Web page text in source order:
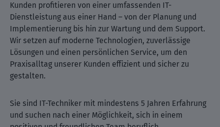
Kunden profitieren von einer umfassenden IT-
Dienstleistung aus einer Hand – von der Planung und
Implementierung bis hin zur Wartung und dem Support.
Wir setzen auf moderne Technologien, zuverlässige
Lösungen und einen persönlichen Service, um den
Praxisalltag unserer Kunden effizient und sicher zu
gestalten.
Sie sind IT-Techniker mit mindestens 5 Jahren Erfahrung
und suchen nach einer Möglichkeit, sich in einem